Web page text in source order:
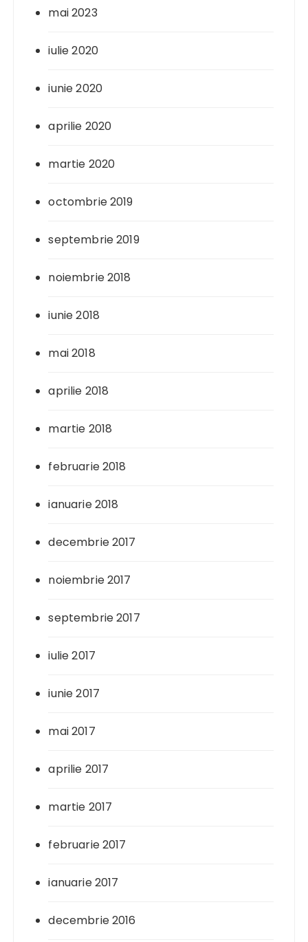
mai 2023
iulie 2020
iunie 2020
aprilie 2020
martie 2020
octombrie 2019
septembrie 2019
noiembrie 2018
iunie 2018
mai 2018
aprilie 2018
martie 2018
februarie 2018
ianuarie 2018
decembrie 2017
noiembrie 2017
septembrie 2017
iulie 2017
iunie 2017
mai 2017
aprilie 2017
martie 2017
februarie 2017
ianuarie 2017
decembrie 2016